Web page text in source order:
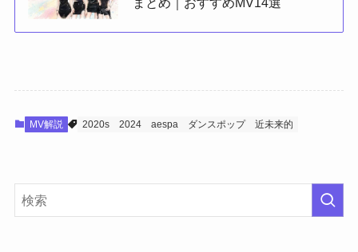
MV解説 2020s 2024 aespa ダンスポップ 近未来的